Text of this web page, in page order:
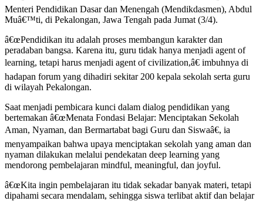
Menteri Pendidikan Dasar dan Menengah (Mendikdasmen), Abdul
Muâ€™ti, di Pekalongan, Jawa Tengah pada Jumat (3/4).
â€œPendidikan itu adalah proses membangun karakter dan
peradaban bangsa. Karena itu, guru tidak hanya menjadi agent of
learning, tetapi harus menjadi agent of civilization,â€ imbuhnya di
hadapan forum yang dihadiri sekitar 200 kepala sekolah serta guru
di wilayah Pekalongan.
Saat menjadi pembicara kunci dalam dialog pendidikan yang
bertemakan â€œMenata Fondasi Belajar: Menciptakan Sekolah
Aman, Nyaman, dan Bermartabat bagi Guru dan Siswaâ€, ia
menyampaikan bahwa upaya menciptakan sekolah yang aman dan
nyaman dilakukan melalui pendekatan deep learning yang
mendorong pembelajaran mindful, meaningful, dan joyful.
â€œKita ingin pembelajaran itu tidak sekadar banyak materi, tetapi
dipahami secara mendalam, sehingga siswa terlibat aktif dan belajar